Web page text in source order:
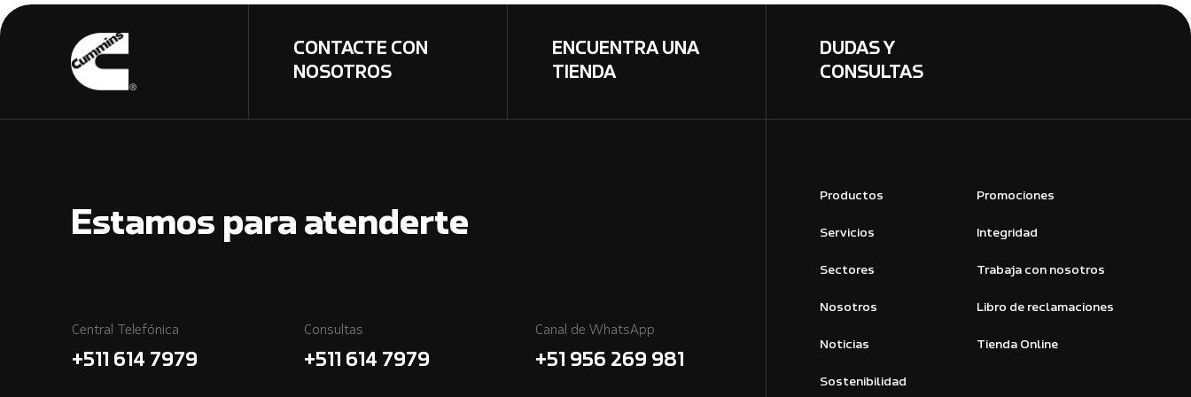
CONTACTE CON
NOSOTROS
ENCUENTRA UNA
TIENDA
DUDAS Y
CONSULTAS
Estamos para atenderte
Central Telefónica
+511 614 7979
Consultas
+511 614 7979
Canal de WhatsApp
+51 956 269 981
Productos
Servicios
Sectores
Nosotros
Noticias
Sostenibilidad
Promociones
Integridad
Trabaja con nosotros
Libro de reclamaciones
Tienda Online